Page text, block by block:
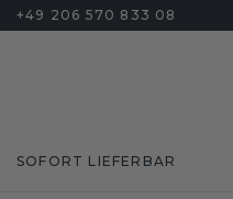
+49 206 570 833 08
SOFORT LIEFERBAR